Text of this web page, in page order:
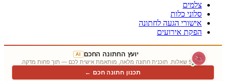
צלמים
סלוני כלות
אישורי הגעה לחתונה
הפקת אירועים
יועץ החתונה החכם AI
5 שאלות. תוכנית חתונה מלאה, מותאמת אישית לכם — תוך פחות מדקה.
תכנון חתונה חכם ←